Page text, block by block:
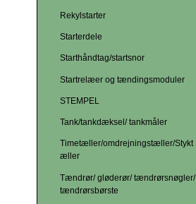
Rekylstarter
Starterdele
Starthåndtag/startsnor
Startrelæer og tændingsmoduler
STEMPEL
Tank/tankdæksel/ tankmåler
Timetæller/omdrejningstæller/Stykt
æller
Tændrør/ gløderør/ tændrørsnøgler/
tændrørsbørste